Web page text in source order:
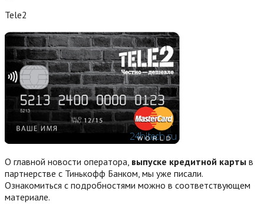
Tele2
О главной новости оператора, выпуске кредитной карты в
партнерстве с Тинькофф Банком, мы уже писали.
Ознакомиться с подробностями можно в соответствующем
материале.